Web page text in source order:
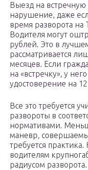
Выезд на встречную
нарушение, даже
время разворота на
Водителя могут
рублей. Это в
рассматривается
месяцев. Если
на «встречку», у
удостоверение на
Все это требуется
развороты в
нормативами.
маневр,
требуется
водителям
радиусом разворота.